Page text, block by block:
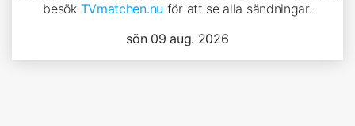
besök TVmatchen.nu för att se alla sändningar.
sön 09 aug. 2026